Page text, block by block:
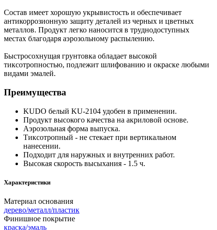
Состав имеет хорошую укрывистость и обеспечивает
антикоррозионную защиту деталей из черных и цветных
металлов. Продукт легко наносится в труднодоступных
местах благодаря аэрозольному распылению.
Быстросохнущая грунтовка обладает высокой
тиксотропностью, подлежит шлифованию и окраске любыми
видами эмалей.
Преимущества
KUDO белый KU-2104 удобен в применении.
Продукт высокого качества на акриловой основе.
Аэрозольная форма выпуска.
Тиксотропный - не стекает при вертикальном
нанесении.
Подходит для наружных и внутренних работ.
Высокая скорость высыхания - 1.5 ч.
Характеристики
Материал основания
дерево/металл/пластик
Финишное покрытие
краска/эмаль